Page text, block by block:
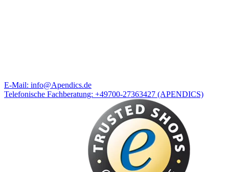
E-Mail: info@Apendics.de
Telefonische Fachberatung: +49700-27363427 (APENDICS)